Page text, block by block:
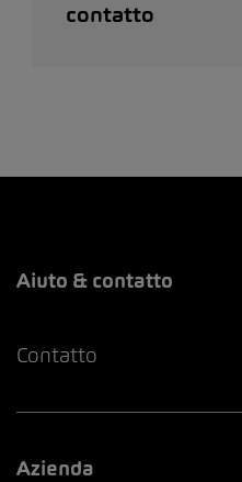
contatto
Aiuto & contatto
Contatto
Azienda